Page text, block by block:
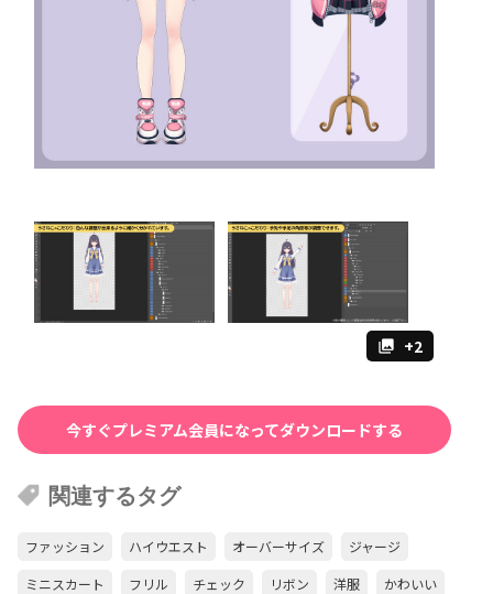
collections +2
今すぐプレミアム会員になってダウンロードする
関連するタグ
ファッション ハイウエスト オーバーサイズ
ジャージ
ミニスカート
フリル チェック リボン 洋服
かわいい